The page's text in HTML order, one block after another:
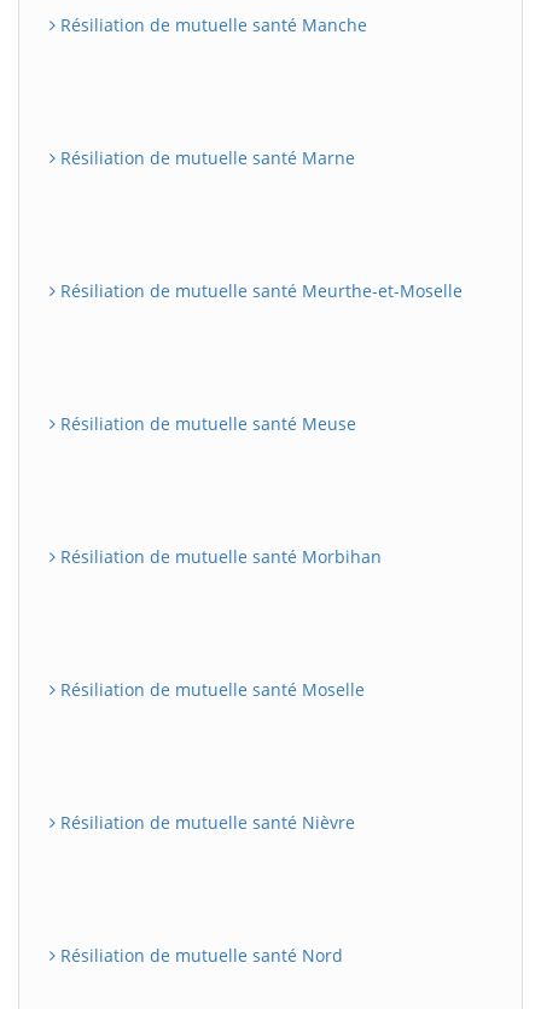
Résiliation de mutuelle santé Manche
Résiliation de mutuelle santé Marne
Résiliation de mutuelle santé Meurthe-et-Moselle
Résiliation de mutuelle santé Meuse
Résiliation de mutuelle santé Morbihan
Résiliation de mutuelle santé Moselle
Résiliation de mutuelle santé Nièvre
Résiliation de mutuelle santé Nord